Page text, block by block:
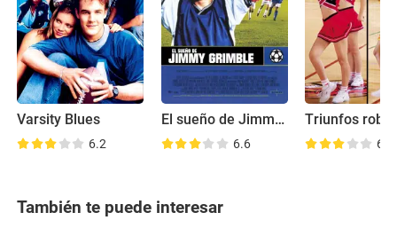
Varsity Blues
6.2
El sueño de Jimmy Grimble
6.6
Triunfos
6.3
También te puede interesar